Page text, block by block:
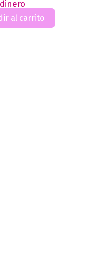
al carrito